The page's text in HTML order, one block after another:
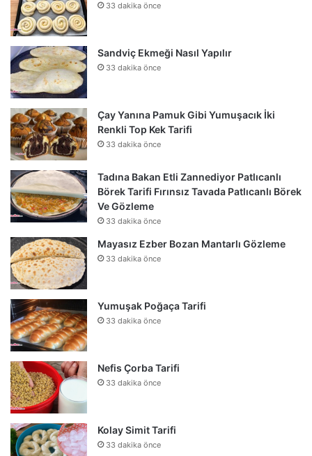
33 dakika önce
Sandviç Ekmeği Nasıl Yapılır
33 dakika önce
Çay Yanına Pamuk Gibi Yumuşacık İki
Renkli Top Kek Tarifi
33 dakika önce
Tadına Bakan Etli Zannediyor Patlıcanlı
Börek Tarifi Fırınsız Tavada Patlıcanlı Börek
Ve Gözleme
33 dakika önce
Mayasız Ezber Bozan Mantarlı Gözleme
33 dakika önce
Yumuşak Poğaça Tarifi
33 dakika önce
Nefis Çorba Tarifi
33 dakika önce
Kolay Simit Tarifi
33 dakika önce